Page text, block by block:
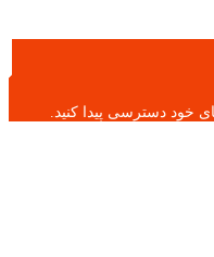
خود دسترسی پیدا کنید.